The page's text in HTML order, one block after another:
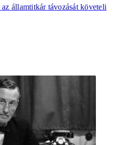
államtitkár távozását követeli